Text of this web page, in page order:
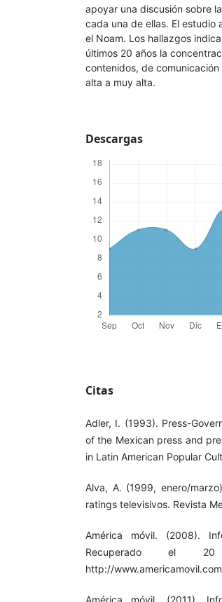
apoyar una discusión sobre
cada una de ellas. El
el Noam. Los hallazgos
últimos 20 años la
contenidos, de
alta a muy alta.
Descargas
Citas
Adler, I. (1993). Press-
of the Mexican press and
in Latin American Popular
Alva, A. (1999, enero/
ratings televisivos. Revista
América móvil. (2008).
Recuperado el
http://
América móvil. (2011).